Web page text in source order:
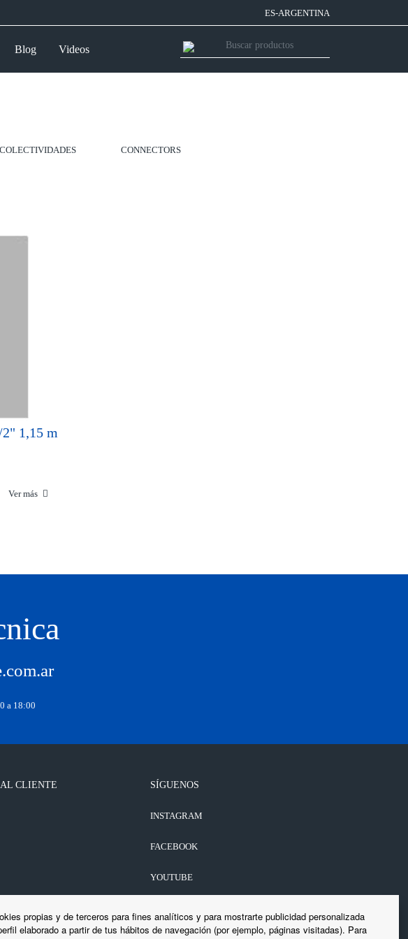
ES-ARGENTINA
Blog Videos
COLECTIVIDADES CONNECTORS
1,15 m
Ver más
a 18:00
CLIENTE SÍGUENOS
INSTAGRAM
FACEBOOK
YOUTUBE
propias y de terceros para fines analíticos y para mostrarte publicidad personalizada
elaborado a partir de tus hábitos de navegación (por ejemplo, páginas visitadas). Para